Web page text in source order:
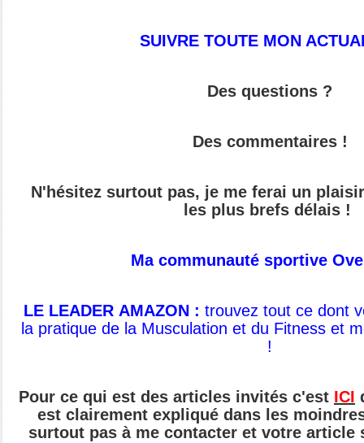
SUIVRE TOUTE MON
Des questions ?
Des commentaires !
N'hésitez surtout pas, je me ferai un
les plus brefs délais !
Ma communauté sportive
LE LEADER AMAZON : trouvez tout ce dont
la pratique de la Musculation et du Fitness et
!
Pour ce qui est des articles invités c'est ICI
est clairement expliqué dans les
surtout pas à me contacter et votre article